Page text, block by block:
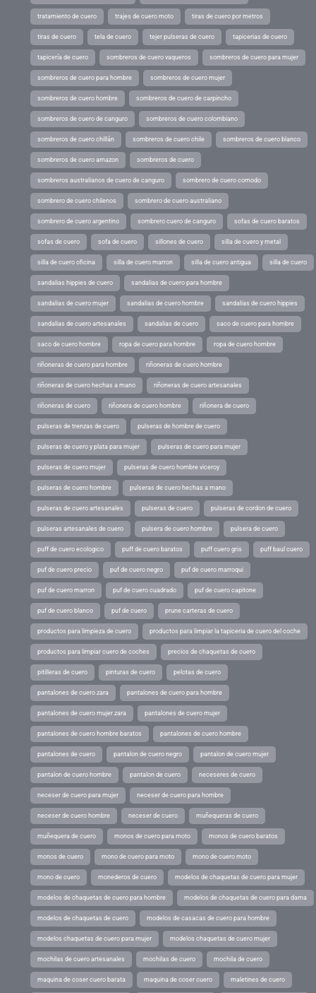
tratamiento de cuero trajes de cuero moto tiras de cuero por metros
tiras de cuero tela de cuero tejer pulseras de cuero tapicerias de cuero
tapicería de cuero sombreros de cuero vaqueros sombreros de cuero para mujer
sombreros de cuero para hombre sombreros de cuero mujer
sombreros de cuero hombre sombreros de cuero de carpincho
sombreros de cuero de canguro sombreros de cuero colombiano
sombreros de cuero chillán sombreros de cuero chile sombreros de cuero blanco
sombreros de cuero amazon sombreros de cuero
sombreros australianos de cuero de canguro sombrero de cuero comodo
sombrero de cuero chilenos sombrero de cuero australiano
sombrero de cuero argentino sombrero cuero de canguro sofas de cuero baratos
sofas de cuero sofa de cuero sillones de cuero silla de cuero y metal
silla de cuero oficina silla de cuero marron silla de cuero antigua silla de cuero
sandalias hippies de cuero sandalias de cuero para hombre
sandalias de cuero mujer sandalias de cuero hombre sandalias de cuero hippies
sandalias de cuero artesanales sandalias de cuero saco de cuero para hombre
saco de cuero hombre ropa de cuero para hombre ropa de cuero hombre
riñoneras de cuero para hombre riñoneras de cuero hombre
riñoneras de cuero hechas a mano riñoneras de cuero artesanales
riñoneras de cuero riñonera de cuero hombre riñonera de cuero
pulseras de trenzas de cuero pulseras de hombre de cuero
pulseras de cuero y plata para mujer pulseras de cuero para mujer
pulseras de cuero mujer pulseras de cuero hombre viceroy
pulseras de cuero hombre pulseras de cuero hechas a mano
pulseras de cuero artesanales pulseras de cuero pulseras de cordon de cuero
pulseras artesanales de cuero pulsera de cuero hombre pulsera de cuero
puff de cuero ecologico puff de cuero baratos puff cuero gris puff baul cuero
puf de cuero precio puf de cuero negro puf de cuero marroqui
puf de cuero marron puf de cuero cuadrado puf de cuero capitone
puf de cuero blanco puf de cuero prune carteras de cuero
productos para limpieza de cuero productos para limpiar la tapiceria de cuero del coche
productos para limpiar cuero de coches precios de chaquetas de cuero
pitilleras de cuero pinturas de cuero pelotas de cuero
pantalones de cuero zara pantalones de cuero para hombre
pantalones de cuero mujer zara pantalones de cuero mujer
pantalones de cuero hombre baratos pantalones de cuero hombre
pantalones de cuero pantalon de cuero negro pantalon de cuero mujer
pantalon de cuero hombre pantalon de cuero neceseres de cuero
neceser de cuero para mujer neceser de cuero para hombre
neceser de cuero hombre neceser de cuero muñequeras de cuero
muñequera de cuero monos de cuero para moto monos de cuero baratos
monos de cuero mono de cuero para moto mono de cuero moto
mono de cuero monederos de cuero modelos de chaquetas de cuero para mujer
modelos de chaquetas de cuero para hombre modelos de chaquetas de cuero para dama
modelos de chaquetas de cuero modelos de casacas de cuero para hombre
modelos chaquetas de cuero para mujer modelos chaquetas de cuero mujer
mochilas de cuero artesanales mochilas de cuero mochila de cuero
maquina de coser cuero barata maquina de coser cuero maletines de cuero